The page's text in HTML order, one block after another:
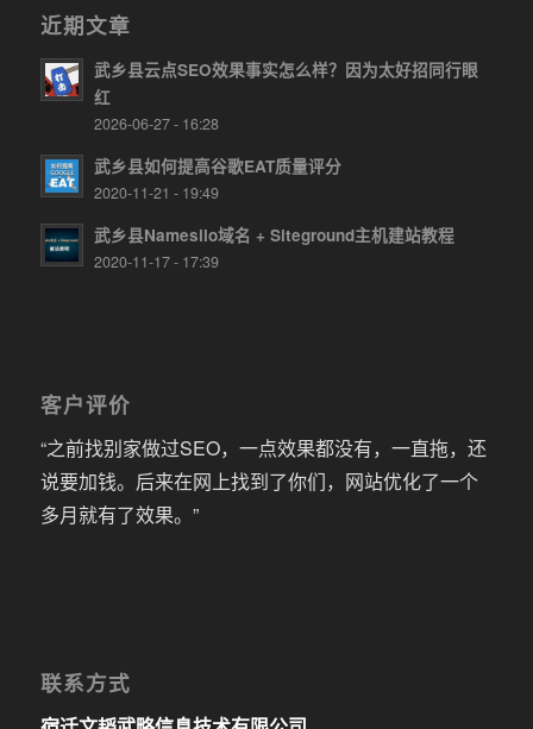
近期文章
武乡县云点SEO效果事实怎么样？因为太好招同行眼
红
2026-06-27 - 16:28
武乡县如何提高谷歌EAT质量评分
2020-11-21 - 19:49
武乡县Namesilo域名 + Siteground主机建站教程
2020-11-17 - 17:39
客户评价
“之前找别家做过SEO，一点效果都没有，一直拖，还
说要加钱。后来在网上找到了你们，网站优化了一个
多月就有了效果。”
联系方式